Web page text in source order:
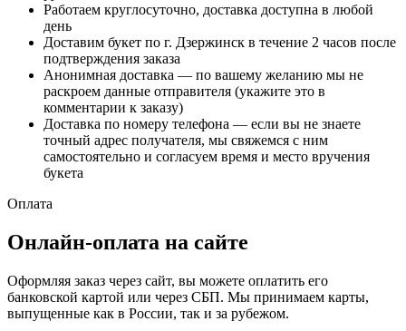
Работаем круглосуточно, доставка доступна в любой
день
Доставим букет по г. Дзержинск в течение 2 часов после
подтверждения заказа
Анонимная доставка — по вашему желанию мы не
раскроем данные отправителя (укажите это в
комментарии к заказу)
Доставка по номеру телефона — если вы не знаете
точный адрес получателя, мы свяжемся с ним
самостоятельно и согласуем время и место вручения
букета
Оплата
Онлайн-оплата на сайте
Оформляя заказ через сайт, вы можете оплатить его
банковской картой или через СБП. Мы принимаем карты,
выпущенные как в России, так и за рубежом.